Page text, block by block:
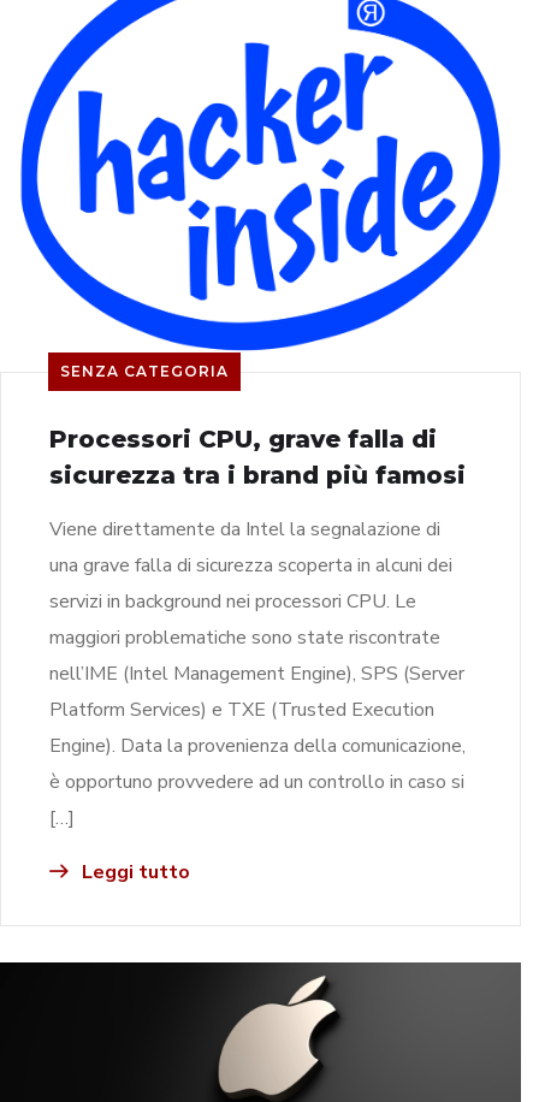
SENZA CATEGORIA
Processori CPU, grave falla di
sicurezza tra i brand più famosi
Viene direttamente da Intel la segnalazione di
una grave falla di sicurezza scoperta in alcuni dei
servizi in background nei processori CPU. Le
maggiori problematiche sono state riscontrate
nell’IME (Intel Management Engine), SPS (Server
Platform Services) e TXE (Trusted Execution
Engine). Data la provenienza della comunicazione,
è opportuno provvedere ad un controllo in caso si
[…]
Leggi tutto